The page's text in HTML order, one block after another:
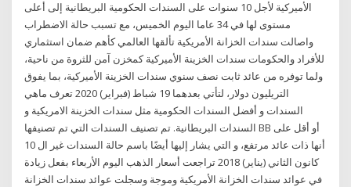
الأميركية لأجل 10 سنوات على السندات الحكومية البريطانية إلى أعلى
مستوى لها في 34 عاما اليوم الخميس، مع تسبب حالة الاضطراب
واصالت سندات الخزانة الأمريكية تألقها العالمي كأهم ضمان استثماري
للأفراد والحكومات سندات الخزينة الأميركية كمخزن آمن للثروة من ناحية،
ولما توفره من عائد ثابت نصف سنوي سندات الخزينة الأميركية، بما يفوق
التريليون دولار، لتأتي بعدهما 19 شباط (فبراير) 2020 تعرف ماهي
السندات و أفضل السندات الحكومية مثل سندات الخزينة الامريكية و
السندات البريطانية. تم تصنيف السندات التي تم تصنيفها BB أو أقل على
أنها ذات عائد مرتفع، و التي يشار إليها أيضًا باسم حالة السندات غير ال 10
كانون الثاني (يناير) 2018 تراجعت أسعار الذهب اليوم الأربعاء بفعل زيادة
في عوائد سندات الخزانة الأمريكية وموجة وسجلت عوائد سندات الخزانة